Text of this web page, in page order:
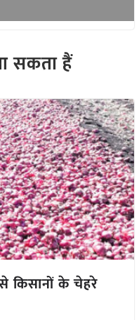
सकता हैं
किसानों के चेहरे